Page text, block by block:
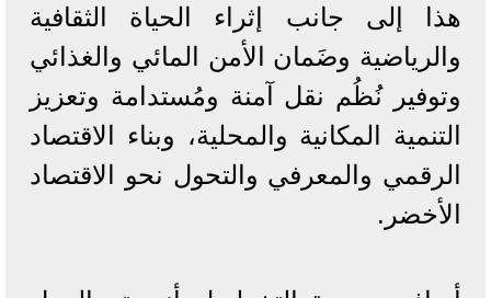
هذا إلى جانب إثراء الحياة الثقافية
والرياضية وضَمان الأمن المائي والغذائي
وتوفير نُظُم نقل آمنة ومُستدامة وتعزيز
التنمية المكانية والمحلية، وبناء الاقتصاد
الرقمي والمعرفي والتحول نحو الاقتصاد
الأخضر.